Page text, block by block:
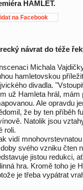
HAMLET.
na Facebook
návrat do téže
Michala
hamletovskou
divadla.
už Hamleta hrál,
Ale opravdu
že by ten příběh
Natolik jsou
roli.
vidí
svého vzniku čten
jistou redukci,
hra. Kromě toho je
je třeba vypátrat